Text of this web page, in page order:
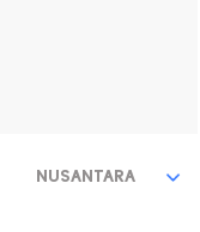
NUSANTARA